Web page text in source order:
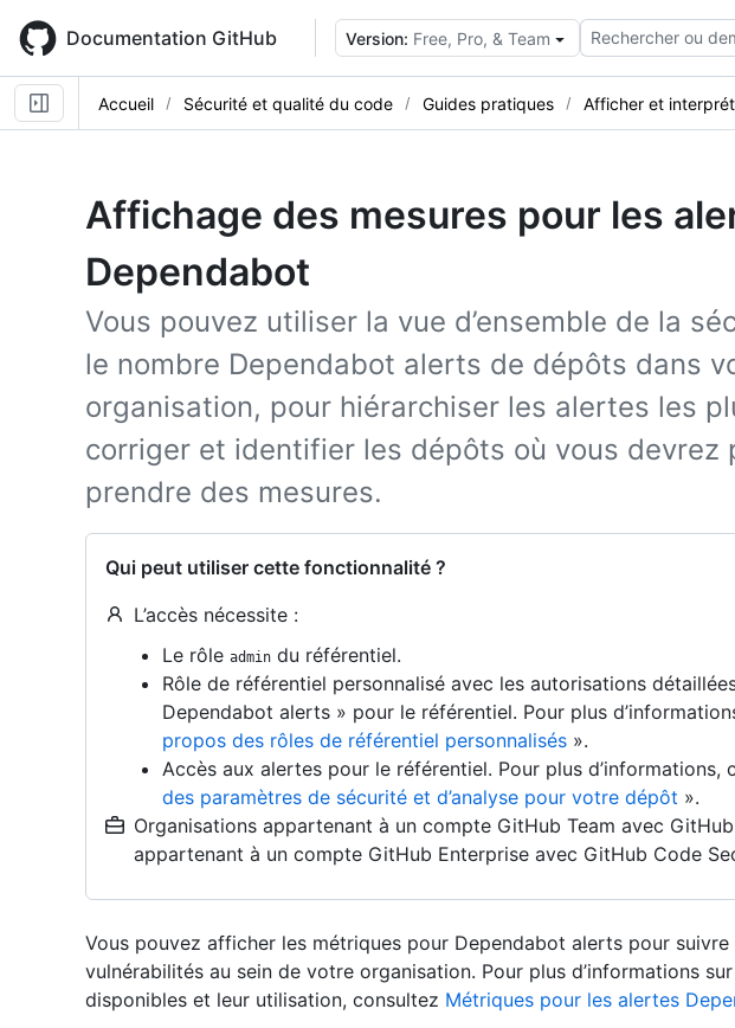
main
content
Documentation GitHub Version: Free, Pro, & Team Rechercher ou
Accueil Sécurité et qualité du code Guides pratiques Afficher et
Affichage des mesures pour les
Dependabot
Vous pouvez utiliser la vue d’ensemble de la
le nombre Dependabot alerts de dépôts dans
organisation, pour hiérarchiser les alertes les
corriger et identifier les dépôts où vous devrez
prendre des mesures.
Qui peut utiliser cette fonctionnalité ?
L’accès nécessite :
Le rôle admin du référentiel.
Rôle de référentiel personnalisé avec les autorisations
Dependabot alerts » pour le référentiel. Pour plus
propos des rôles de référentiel personnalisés ».
Accès aux alertes pour le référentiel. Pour plus d’informations,
des paramètres de sécurité et d’analyse pour votre dépôt ».
Organisations appartenant à un compte GitHub Team avec
appartenant à un compte GitHub Enterprise avec GitHub Code
Vous pouvez afficher les métriques pour Dependabot alerts pour
vulnérabilités au sein de votre organisation. Pour plus d’informations
disponibles et leur utilisation, consultez Métriques pour les alertes